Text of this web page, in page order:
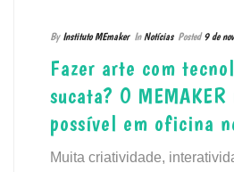
By Instituto MEmaker In Notícias Posted 9 de
Fazer arte com
sucata? O
possível em oficina
Muita criatividade,